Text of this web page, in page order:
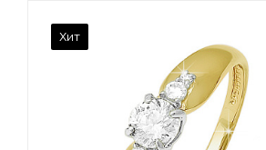
Хит
Марка (бренд)
Дельта